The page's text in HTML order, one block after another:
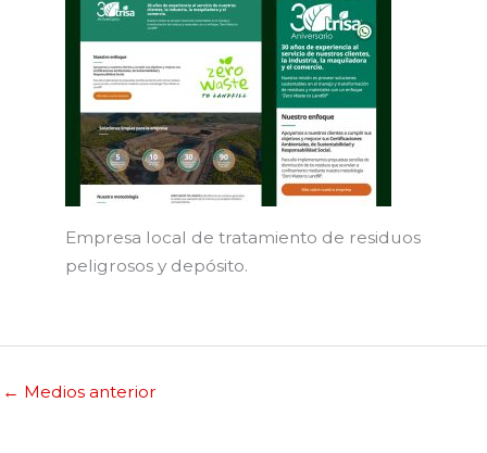
Empresa local de tratamiento de residuos
peligrosos y depósito.
← Medios anterior